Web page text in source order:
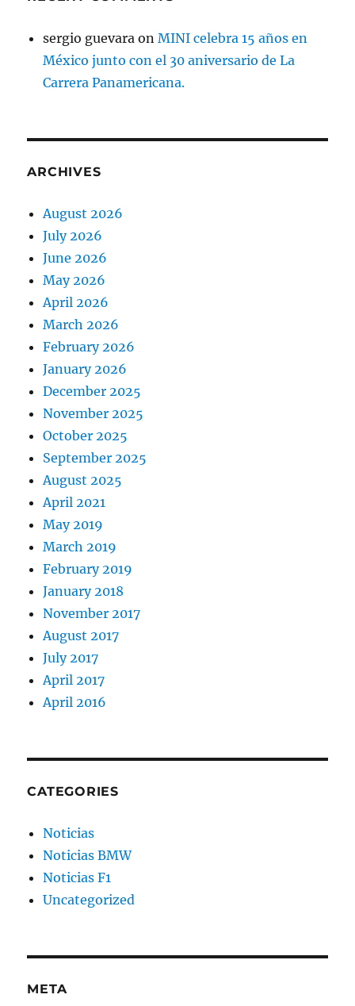
sergio guevara onMINI celebra 15 años en
México junto con el 30 aniversario de La
Carrera Panamericana.
ARCHIVES
August 2026
July 2026
June 2026
May 2026
April 2026
March 2026
February 2026
January 2026
December 2025
November 2025
October 2025
September 2025
August 2025
April 2021
May 2019
March 2019
February 2019
January 2018
November 2017
August 2017
July 2017
April 2017
April 2016
CATEGORIES
Noticias
Noticias BMW
Noticias F1
Uncategorized
META